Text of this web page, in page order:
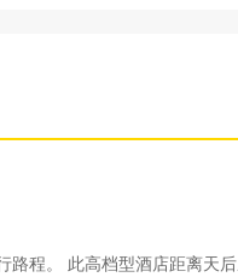
程。 此高档型酒店距离天